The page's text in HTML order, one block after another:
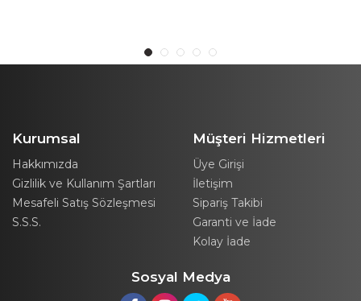
Kurumsal
Hakkımızda
Gizlilik ve Kullanım Şartları
Mesafeli Satış Sözleşmesi
S.S.S.
Müşteri Hizmetleri
Üye Girişi
İletişim
Sipariş Takibi
Garanti ve İade
Kolay İade
Sosyal Medya